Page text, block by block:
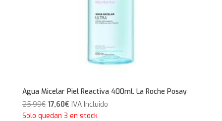
Agua Micelar Piel Reactiva 400ml. La Roche Posay
25,99€ El
precio
17,60€El
precio
IVA Incluido
Solo quedan 3 en stock